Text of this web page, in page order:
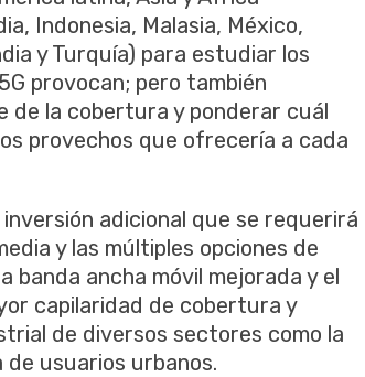
Indonesia, Malasia, México,
y Turquía) para estudiar los
provocan; pero también
de la cobertura y ponderar cuál
provechos que ofrecería a cada
adicional que se requerirá
y las múltiples opciones de
banda ancha móvil mejorada y el
capilaridad de cobertura y
de diversos sectores como la
usuarios urbanos.